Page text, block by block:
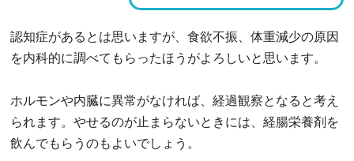
認知症があるとは思いますが、食欲不振、体重減少の原因
を内科的に調べてもらったほうがよろしいと思います。
ホルモンや内臓に異常がなければ、経過観察となると考え
られます。やせるのが止まらないときには、経腸栄養剤を
飲んでもらうのもよいでしょう。